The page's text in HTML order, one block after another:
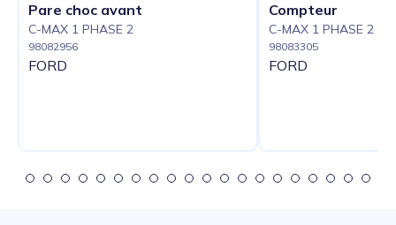
Pare choc avant
C-MAX 1 PHASE 2
98082956
FORD
Compteur
C-MAX 1 PHASE 2
98083305
FORD